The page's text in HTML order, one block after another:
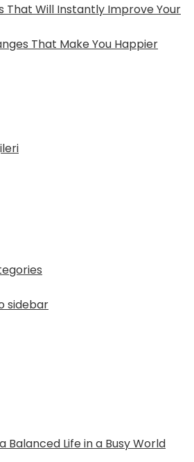
That Will Instantly Improve Your
That Make You Happier
sidebar
Balanced Life in a Busy World